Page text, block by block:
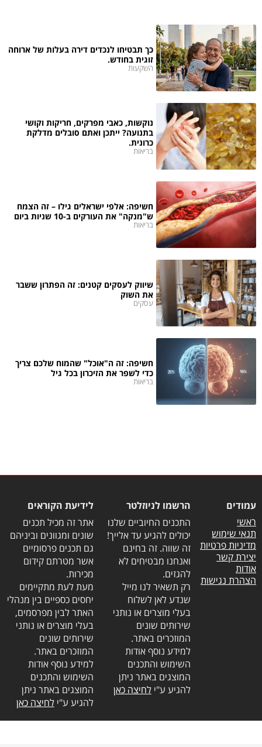
כך תבטיחו לנכדים דירה בעלות של ארוחה
זוגית בחודש.
השקעות
נוקשות, כאבי מפרקים, חריקות וקושי
בתנועה? ייתכן ואתם סובלים מדלקת
כרונית.
בריאות
חשיפה: אלפי ישראלים גילו – זה הצמח
ש"מנקה" את העורקים ב-10 שניות ביום
בריאות
שיווק לעסקים קטנים: זה הפתרון ששבר
את השוק
עסקים
חשיפה: זה ה"אוכל" שהמוח שלכם צריך
כדי לשפר את הזיכרון בכל גיל
בריאות
עמודים
ראשי
תנאי שימוש
מדיניות פרטיות
יצירת קשר
אודות
הצהרת נגישות
הרשמו לניוזלטר
התכנים החיוביים שלנו
יכולים להגיע עד אלייך!
זה שווה. זה בחינם
ואנחנו מבטיחים לא
להגזים.
רק תשאיר לנו מייל
שנדע לאן לשלוח
בעלי מוצרים או נותני
שירותים שונים
המוזכרים באתר.
למידע נוסף אודות
השימוש והתכנים
המוצגים באתר ניתן
להגיע ע"ילחיצה כאן
לידיעת הקוראים
אתר זה מכיל תכנים
שונים ומגוונים וביניהם
גם תכנים פרסומיים
אשר מטרתם קידום
מכירות.
מעת לעת מתקיימים
יחסים כספיים בין מנהלי
האתר לבין מפרסמים,
בעלי מוצרים או נותני
שירותים שונים
המוזכרים באתר.
למידע נוסף אודות
השימוש והתכנים
המוצגים באתר ניתן
להגיע ע"ילחיצה כאן